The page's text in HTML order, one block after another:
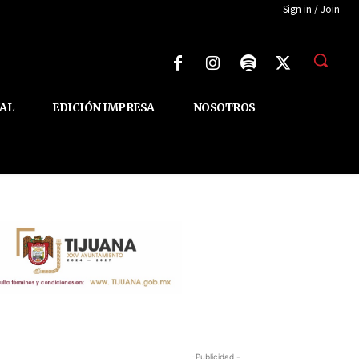
Sign in / Join
EDICIÓN IMPRESA NOSOTROS
-Publicidad -